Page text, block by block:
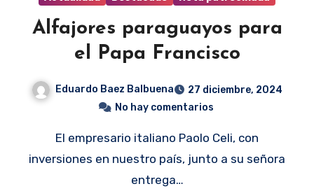
Alfajores paraguayos para
el Papa Francisco
Eduardo Baez Balbuena
27 diciembre, 2024
No hay comentarios
El empresario italiano Paolo Celi, con
inversiones en nuestro país, junto a su señora
entrega…